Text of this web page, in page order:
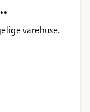
varehuse.